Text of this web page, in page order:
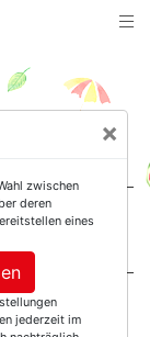
×
zwischen
deren
eines
jederzeit im